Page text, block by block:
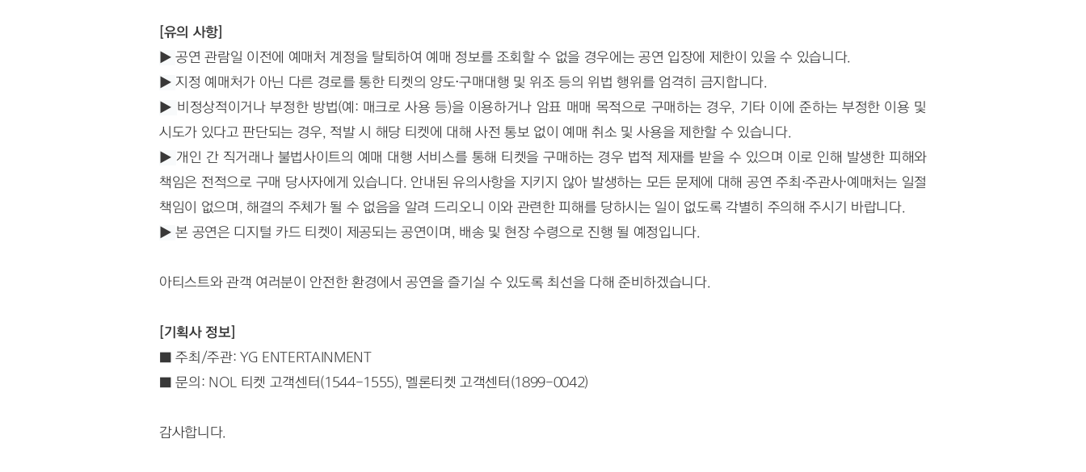
[유의 사항]
▶ 공연 관람일 이전에 예매처 계정을 탈퇴하여 예매 정보를 조회할 수 없을 경우에는 공연 입장에 제한이 있을 수 있습니다.
▶ 지정 예매처가 아닌 다른 경로를 통한 티켓의 양도⋅구매대행 및 위조 등의 위법 행위를 엄격히 금지합니다.
▶ 비정상적이거나 부정한 방법(예: 매크로 사용 등)을 이용하거나 암표 매매 목적으로 구매하는 경우, 기타 이에 준하는 부정한 이용 및
시도가 있다고 판단되는 경우, 적발 시 해당 티켓에 대해 사전 통보 없이 예매 취소 및 사용을 제한할 수 있습니다.
▶ 개인 간 직거래나 불법사이트의 예매 대행 서비스를 통해 티켓을 구매하는 경우 법적 제재를 받을 수 있으며 이로 인해 발생한 피해와
책임은 전적으로 구매 당사자에게 있습니다. 안내된 유의사항을 지키지 않아 발생하는 모든 문제에 대해 공연 주최⋅주관사⋅예매처는 일절
책임이 없으며, 해결의 주체가 될 수 없음을 알려 드리오니 이와 관련한 피해를 당하시는 일이 없도록 각별히 주의해 주시기 바랍니다.
▶ 본 공연은 디지털 카드 티켓이 제공되는 공연이며, 배송 및 현장 수령으로 진행 될 예정입니다.
아티스트와 관객 여러분이 안전한 환경에서 공연을 즐기실 수 있도록 최선을 다해 준비하겠습니다.
[기획사 정보]
■ 주최/주관: YG ENTERTAINMENT
■ 문의: NOL 티켓 고객센터(1544-1555), 멜론티켓 고객센터(1899-0042)
감사합니다.